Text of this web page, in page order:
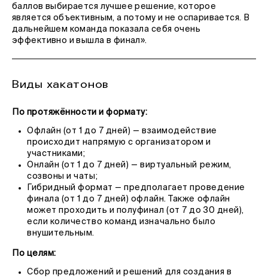
баллов выбирается лучшее решение, которое
является объективным, а потому и не оспаривается. В
дальнейшем команда показала себя очень
эффективно и вышла в финал».
Виды хакатонов
По протяжённости и формату:
Офлайн (от 1 до 7 дней) — взаимодействие
происходит напрямую с организатором и
участниками;
Онлайн (от 1 до 7 дней) — виртуальный режим,
созвоны и чаты;
Гибридный формат — предполагает проведение
финала (от 1 до 7 дней) офлайн. Также офлайн
может проходить и полуфинал (от 7 до 30 дней),
если количество команд изначально было
внушительным.
По целям:
Сбор предложений и решений для создания в